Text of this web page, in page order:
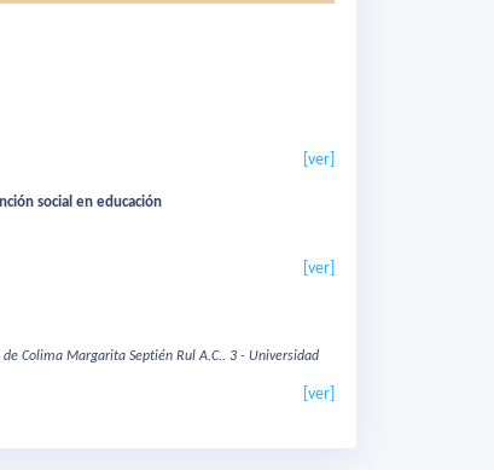
[ver]
social en educación
[ver]
Colima Margarita Septién Rul A.C.. 3 - Universidad
[ver]